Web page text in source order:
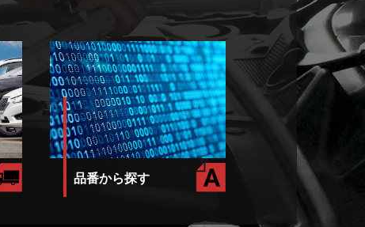
品番から探す